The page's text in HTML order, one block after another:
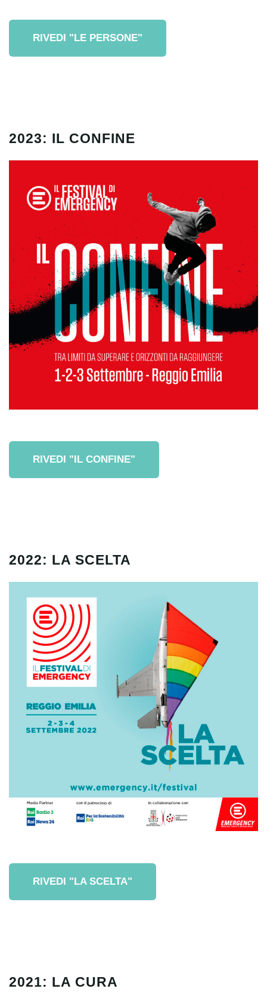
RIVEDI "LE PERSONE"
2023: IL CONFINE
RIVEDI "IL CONFINE"
2022: LA SCELTA
RIVEDI "LA SCELTA"
2021: LA CURA